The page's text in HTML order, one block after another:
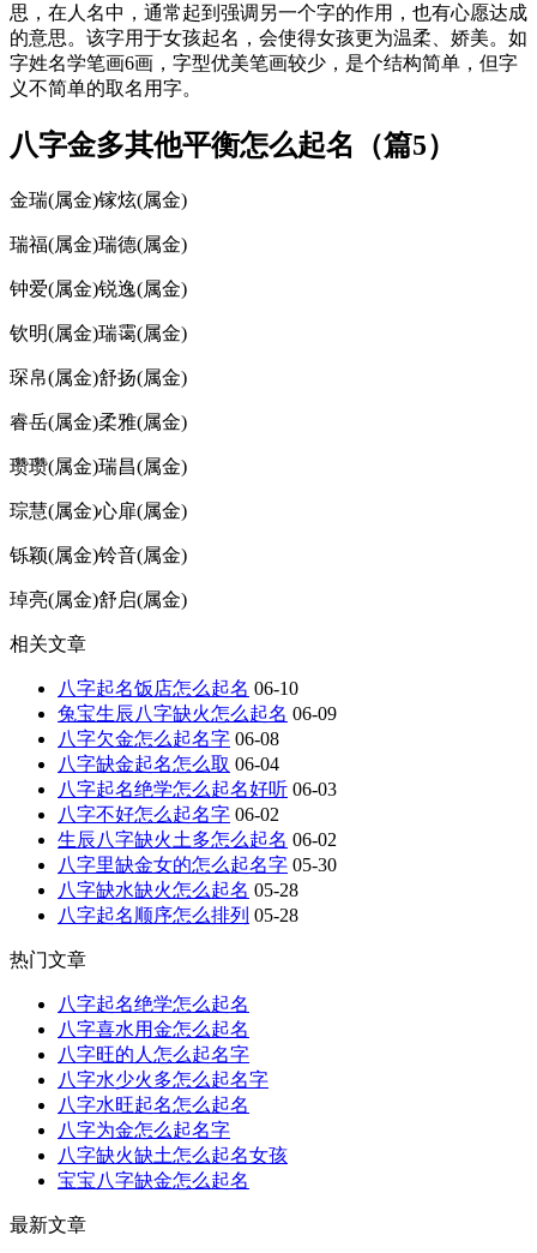
思，在人名中，通常起到强调另一个字的作用，也有心愿达成
的意思。该字用于女孩起名，会使得女孩更为温柔、娇美。如
字姓名学笔画6画，字型优美笔画较少，是个结构简单，但字
义不简单的取名用字。
八字金多其他平衡怎么起名（篇5）
金瑞(属金)镓炫(属金)
瑞福(属金)瑞德(属金)
钟爱(属金)锐逸(属金)
钦明(属金)瑞霭(属金)
琛帛(属金)舒扬(属金)
睿岳(属金)柔雅(属金)
瓒瓒(属金)瑞昌(属金)
琮慧(属金)心扉(属金)
铄颖(属金)铃音(属金)
琸亮(属金)舒启(属金)
相关文章
八字起名饭店怎么起名 06-10
兔宝生辰八字缺火怎么起名 06-09
八字欠金怎么起名字 06-08
八字缺金起名怎么取 06-04
八字起名绝学怎么起名好听 06-03
八字不好怎么起名字 06-02
生辰八字缺火土多怎么起名 06-02
八字里缺金女的怎么起名字 05-30
八字缺水缺火怎么起名 05-28
八字起名顺序怎么排列 05-28
热门文章
八字起名绝学怎么起名
八字喜水用金怎么起名
八字旺的人怎么起名字
八字水少火多怎么起名字
八字水旺起名怎么起名
八字为金怎么起名字
八字缺火缺土怎么起名女孩
宝宝八字缺金怎么起名
最新文章